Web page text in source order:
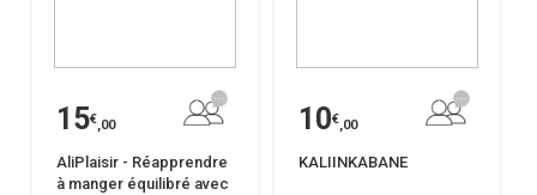
15€,00
AliPlaisir - Réapprendre
à manger équilibré avec
10€,00
KALIINKABANE